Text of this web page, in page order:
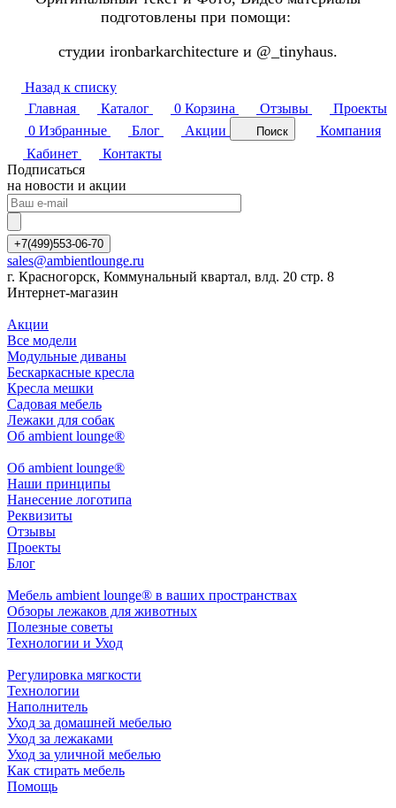
подготовлены при помощи:
студии ironbarkarchitecture и @_tinyhaus.
Назад к списку
Главная
Каталог 0 Корзина Отзывы
Проекты
0 Избранные Блог Акции Поиск
Компания
Кабинет
Контакты
Подписаться
на новости и акции
+7(499)553-06-70
sales@ambientlounge.ru
г. Красногорск, Коммунальный квартал, влд. 20 стр. 8
Интернет-магазин
Акции
Все модели
Модульные диваны
Бескаркасные кресла
Кресла мешки
Садовая мебель
Лежаки для собак
Об ambient lounge®
Oб ambient lounge®
Наши принципы
Нанесение логотипа
Реквизиты
Отзывы
Проекты
Блог
Мебель ambient lounge® в ваших пространствах
Обзоры лежаков для животных
Полезные советы
Технологии и Уход
Регулировка мягкости
Технологии
Наполнитель
Уход за домашней мебелью
Уход за лежаками
Уход за уличной мебелью
Как стирать мебель
Помощь